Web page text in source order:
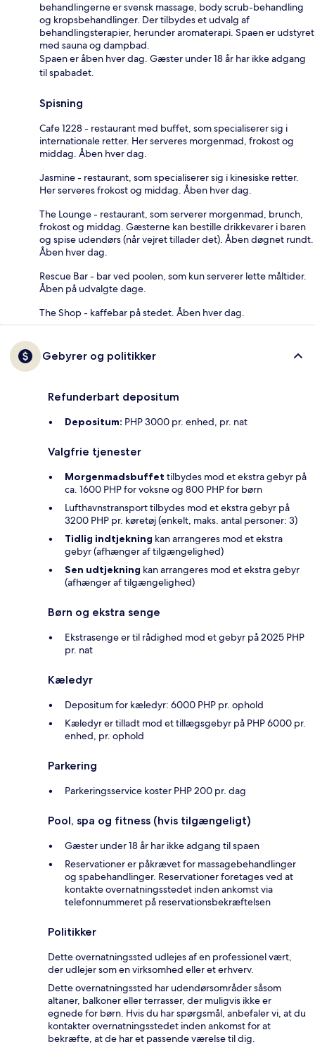
behandlingerne er svensk massage, body scrub-behandling
og kropsbehandlinger. Der tilbydes et udvalg af
behandlingsterapier, herunder aromaterapi. Spaen er udstyret
med sauna og dampbad.
Spaen er åben hver dag. Gæster under 18 år har ikke adgang
til spabadet.
Spisning
Cafe 1228 - restaurant med buffet, som specialiserer sig i
internationale retter. Her serveres morgenmad, frokost og
middag. Åben hver dag.
Jasmine - restaurant, som specialiserer sig i kinesiske retter.
Her serveres frokost og middag. Åben hver dag.
The Lounge - restaurant, som serverer morgenmad, brunch,
frokost og middag. Gæsterne kan bestille drikkevarer i baren
og spise udendørs (når vejret tillader det). Åben døgnet rundt.
Åben hver dag.
Rescue Bar - bar ved poolen, som kun serverer lette måltider.
Åben på udvalgte dage.
The Shop - kaffebar på stedet. Åben hver dag.
Gebyrer og politikker
Refunderbart depositum
Depositum: PHP 3000 pr. enhed, pr. nat
Valgfrie tjenester
Morgenmadsbuffet tilbydes mod et ekstra gebyr på
ca. 1600 PHP for voksne og 800 PHP for børn
Lufthavnstransport tilbydes mod et ekstra gebyr på
3200 PHP pr. køretøj (enkelt, maks. antal personer: 3)
Tidlig indtjekning kan arrangeres mod et ekstra
gebyr (afhænger af tilgængelighed)
Sen udtjekning kan arrangeres mod et ekstra gebyr
(afhænger af tilgængelighed)
Børn og ekstra senge
Ekstrasenge er til rådighed mod et gebyr på 2025 PHP
pr. nat
Kæledyr
Depositum for kæledyr: 6000 PHP pr. ophold
Kæledyr er tilladt mod et tillægsgebyr på PHP 6000 pr.
enhed, pr. ophold
Parkering
Parkeringsservice koster PHP 200 pr. dag
Pool, spa og fitness (hvis tilgængeligt)
Gæster under 18 år har ikke adgang til spaen
Reservationer er påkrævet for massagebehandlinger
og spabehandlinger. Reservationer foretages ved at
kontakte overnatningsstedet inden ankomst via
telefonnummeret på reservationsbekræftelsen
Politikker
Dette overnatningssted udlejes af en professionel vært,
der udlejer som en virksomhed eller et erhverv.
Dette overnatningssted har udendørsområder såsom
altaner, balkoner eller terrasser, der muligvis ikke er
egnede for børn. Hvis du har spørgsmål, anbefaler vi, at du
kontakter overnatningsstedet inden ankomst for at
bekræfte, at de har et passende værelse til dig.